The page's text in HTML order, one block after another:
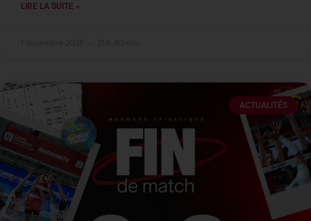
LIRE LA SUITE »
ACTUALITÉS